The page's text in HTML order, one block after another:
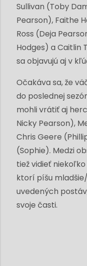
Sullivan (Toby
Pearson), Faithe
Ross (Deja
Hodges) a Caitlin
sa objavujú aj v
Očakáva sa, že
do poslednej
mohli vrátiť aj
Nicky Pearson),
Chris Geere
(Sophie). Medzi
tiež vidieť
ktorí píšu
uvedených
svoje časti.